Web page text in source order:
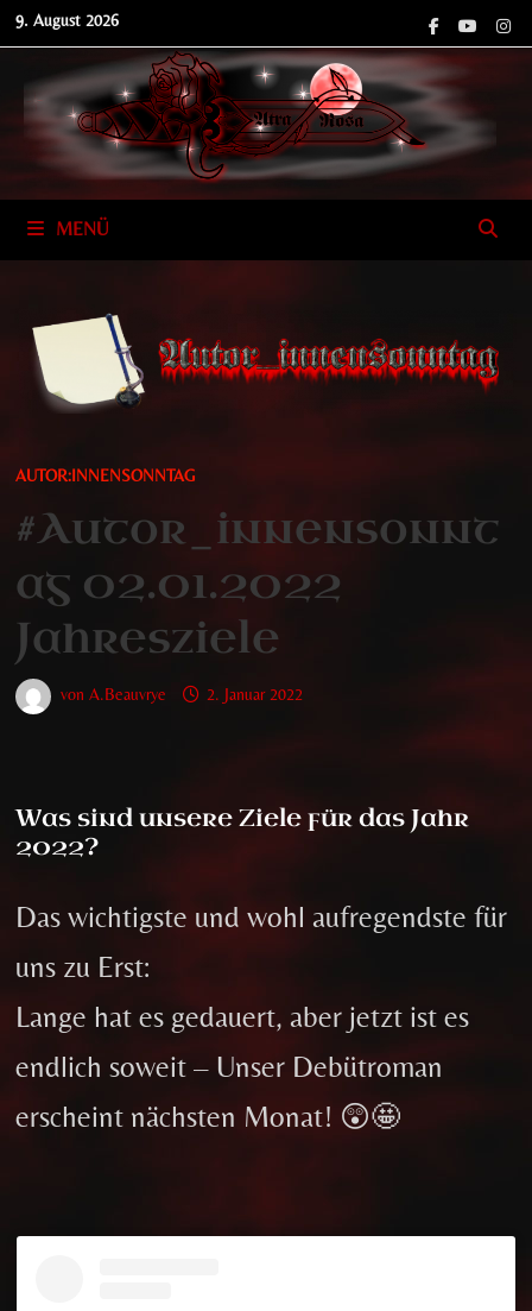
Zum
springen
9. August 2026
MENÜ
AUTOR:INNENSONNTAG
#Autor_innensonnt
ag 02.01.2022
Jahresziele
vonA.Beauvrye 2. Januar 2022
Was sind unsere Ziele für das Jahr
2022?
Das wichtigste und wohl aufregendste für
uns zu Erst:
Lange hat es gedauert, aber jetzt ist es
endlich soweit – Unser Debütroman
erscheint nächsten Monat! 😲🤩